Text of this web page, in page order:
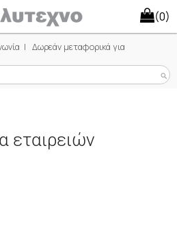
(0)
| Δωρεάν μεταφορικά για
search
εταιρειών